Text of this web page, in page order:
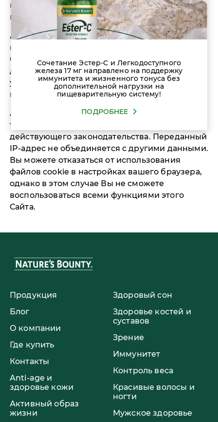
компьютере и позволяют проанализировать
поведение Пользователя на Сайте.
Администратор Сайта использует эту
информацию для анализа пользования
Сайтом, составления отчетов о работе Сайта
для его работников и предоставления других
услуг, связанных с работой Сайта и
использования Интернет-ресурсов.
Администратор Сайта вправе передавать
такую информацию третьим лицам в рамках
действующего законодательства. Переданный
IP-адрес не объединяется с другими данными.
Вы можете отказаться от использования
файлов cookie в настройках вашего браузера,
однако в этом случае Вы не сможете
воспользоваться всеми функциями этого
Сайта.
Продукция
Блог
О компании
Где купить
Контакты
Anti-age и
здоровье кожи
Активный образ
жизни
Здоровый сон
Здоровье костей и
суставов
Зрение
Иммунитет
Контроль веса
Красивые волосы и
ногти
Мужское здоровье
Сочетание Эстер-С и Легкодоступного
железа 17 мг направлено на поддержку
иммунитета и жизненного тонуса без
дополнительной нагрузки на
пищеварительную систему!
ПОДРОБНЕЕ